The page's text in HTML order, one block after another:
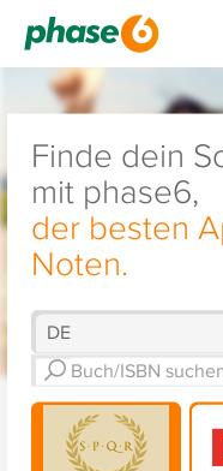
Finde dein
mit phase6,
der besten
Noten.